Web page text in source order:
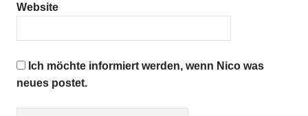
Website
Ich möchte informiert werden, wenn Nico was
neues postet.